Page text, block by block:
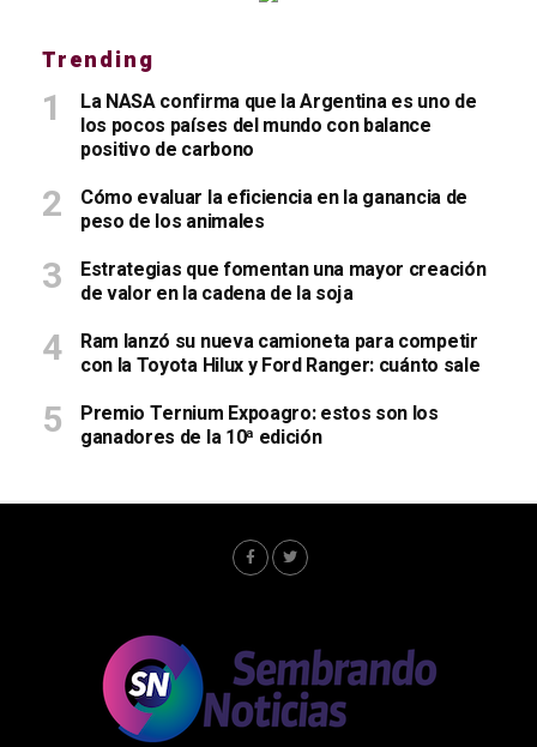
Trending
La NASA confirma que la Argentina es uno de
los pocos países del mundo con balance
positivo de carbono
Cómo evaluar la eficiencia en la ganancia de
peso de los animales
Estrategias que fomentan una mayor creación
de valor en la cadena de la soja
Ram lanzó su nueva camioneta para competir
con la Toyota Hilux y Ford Ranger: cuánto sale
Premio Ternium Expoagro: estos son los
ganadores de la 10ª edición